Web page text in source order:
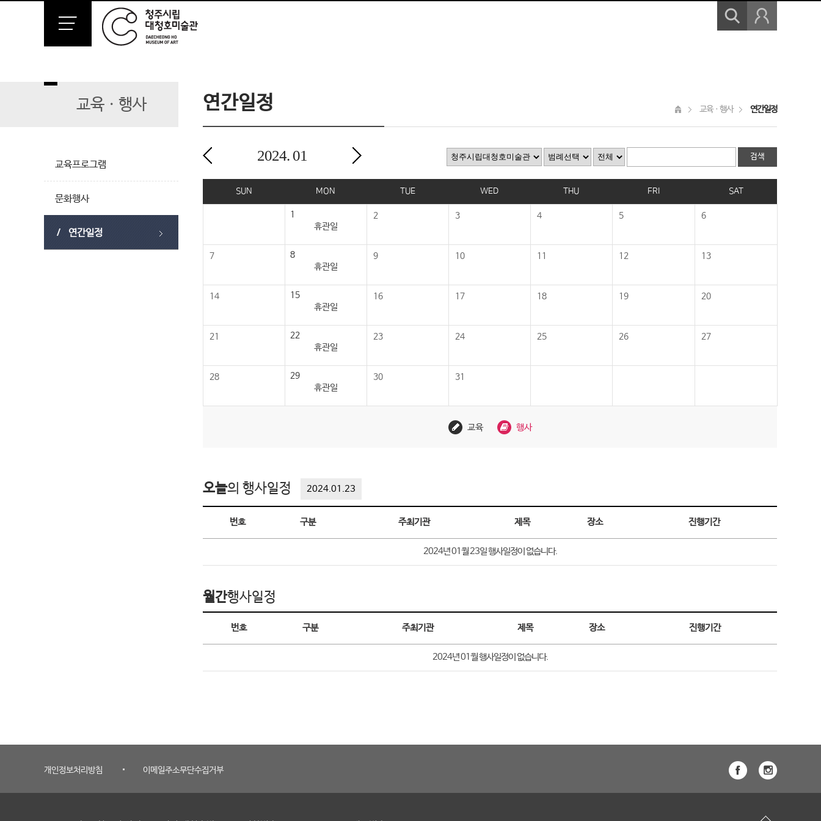
교육ㆍ행사
교육프로그램
문화행사
연간일정
연간일정 교육ㆍ행사 연간일정
2024. 01
SUN MON TUE WED THU FRI SAT
1
휴관일
2 3 4 5 6
7 8
휴관일
9 10 11 12 13
14 15
휴관일
16 17 18 19 20
21 22
휴관일
23 24 25 26 27
28 29
휴관일
30 31
교육 행사
오늘의 행사일정 2024.01.23
번호 구분 주최기관 제목 장소 진행기간
2024년 01월 23일 행사일정이 없습니다.
월간행사일정
번호 구분 주최기관 제목 장소 진행기간
2024년 01월행사일정이 없습니다.
개인정보처리방침 이메일주소무단수집거부